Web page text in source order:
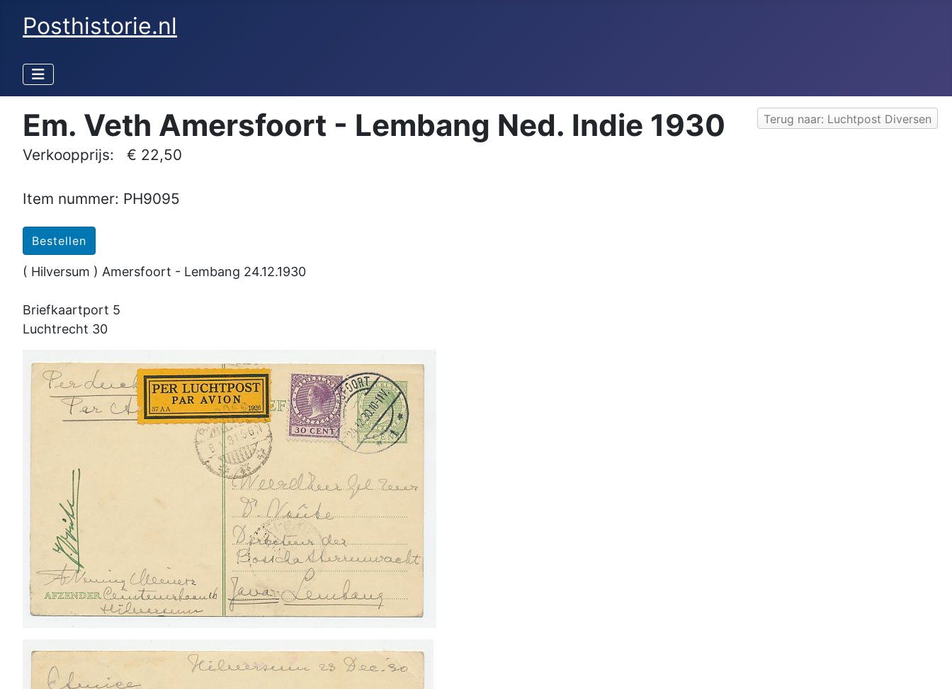
Posthistorie.nl
Terug naar: Luchtpost Diversen
Em. Veth Amersfoort - Lembang Ned. Indie 1930
Verkoopprijs: € 22,50
Item nummer: PH9095
( Hilversum ) Amersfoort - Lembang 24.12.1930
Briefkaartport 5
Luchtrecht 30